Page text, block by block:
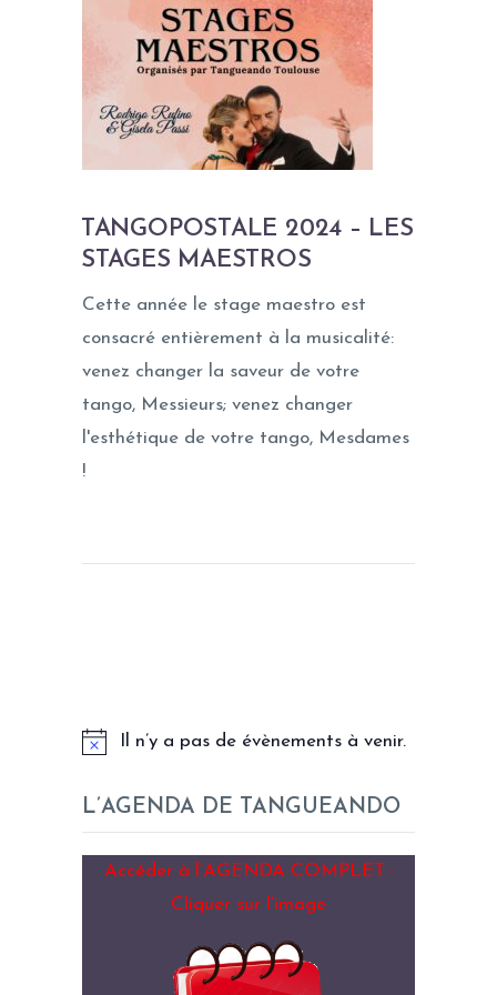
TANGOPOSTALE 2024 – LES
STAGES MAESTROS
Cette année le stage maestro est
consacré entièrement à la musicalité:
venez changer la saveur de votre
tango, Messieurs; venez changer
l'esthétique de votre tango, Mesdames
!
Il n’y a pas de évènements à venir.
L’AGENDA DE TANGUEANDO
Accéder à l’AGENDA COMPLET :
Cliquer sur l’image